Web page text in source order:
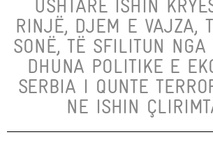
USHTARË ISHIN
RINJË, DJEM E VAJZA,
SONË, TË SFILITUN NGA
DHUNA POLITIKE E
SERBIA I QUNTE
NE ISHIN